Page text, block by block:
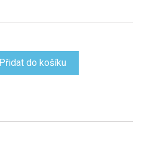
Přidat do košíku